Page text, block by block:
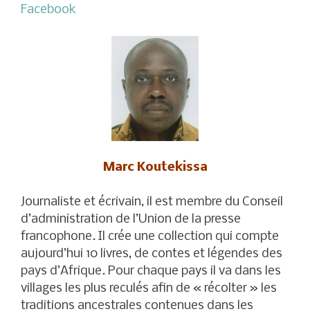
Facebook
Marc Koutekissa
Journaliste et écrivain, il est membre du Conseil
d’administration de l’Union de la presse
francophone. Il crée une collection qui compte
aujourd’hui 10 livres, de contes et légendes des
pays d’Afrique. Pour chaque pays il va dans les
villages les plus reculés afin de « récolter » les
traditions ancestrales contenues dans les